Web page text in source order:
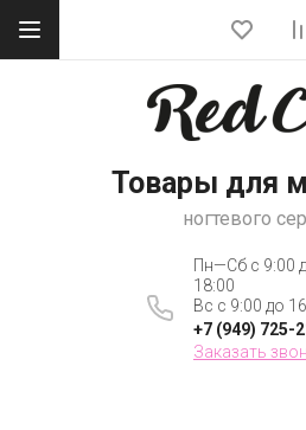
Товары для
ногтевого
Пн—Сб с 9:00
18:00
Вс с 9:00 до
+7 (949) 725-
Заказать